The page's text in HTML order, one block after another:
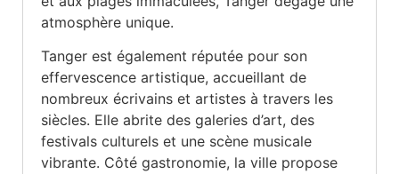
atmosphère unique.
Tanger est également réputée pour son
effervescence artistique, accueillant de
nombreux écrivains et artistes à travers les
siècles. Elle abrite des galeries d’art, des
festivals culturels et une scène musicale
vibrante. Côté gastronomie, la ville propose